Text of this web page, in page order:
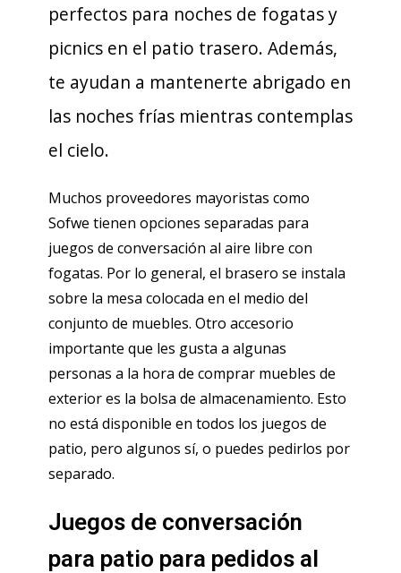
perfectos para noches de fogatas y
picnics en el patio trasero. Además,
te ayudan a mantenerte abrigado en
las noches frías mientras contemplas
el cielo.
Muchos proveedores mayoristas como
Sofwe tienen opciones separadas para
juegos de conversación al aire libre con
fogatas. Por lo general, el brasero se instala
sobre la mesa colocada en el medio del
conjunto de muebles. Otro accesorio
importante que les gusta a algunas
personas a la hora de comprar muebles de
exterior es la bolsa de almacenamiento. Esto
no está disponible en todos los juegos de
patio, pero algunos sí, o puedes pedirlos por
separado.
Juegos de conversación
para patio para pedidos al